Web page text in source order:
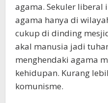
agama. Sekuler liberal
agama hanya di
cukup di dinding
akal manusia jadi
menghendaki agama
kehidupan. Kurang
komunisme.